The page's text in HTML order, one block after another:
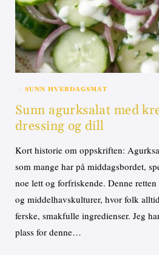
SUNN HVERDAGSMAT
Sunn agurksalat med
dressing og dill
Kort historie om oppskriften:
som mange har på middagsbordet,
noe lett og forfriskende. Denne
og middelhavskulturer, hvor folk
ferske, smakfulle ingredienser. Jeg
plass for denne…